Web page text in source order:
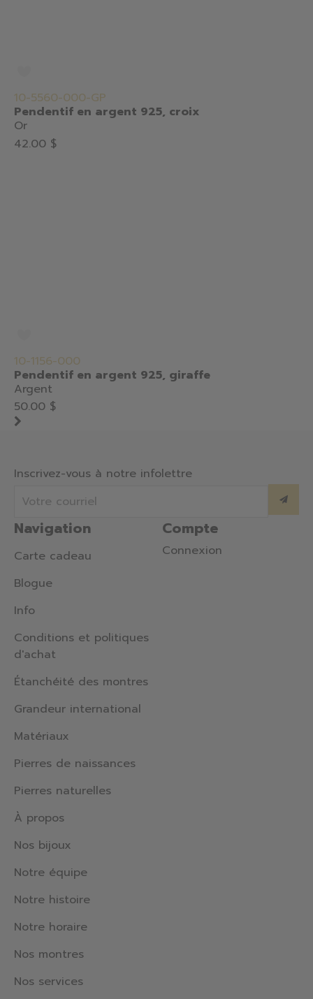
10-5560-000-GP
Pendentif en argent 925, croix
Or
42.00 $
10-1156-000
Pendentif en argent 925, giraffe
Argent
50.00 $
Navigation
Carte cadeau
Blogue
Info
Conditions et politiques
d'achat
Étanchéité des montres
Grandeur international
Matériaux
Pierres de naissances
Pierres naturelles
À propos
Nos bijoux
Notre équipe
Notre histoire
Notre horaire
Nos montres
Nos services
Compte
Connexion
Inscrivez-vous à notre infolettre